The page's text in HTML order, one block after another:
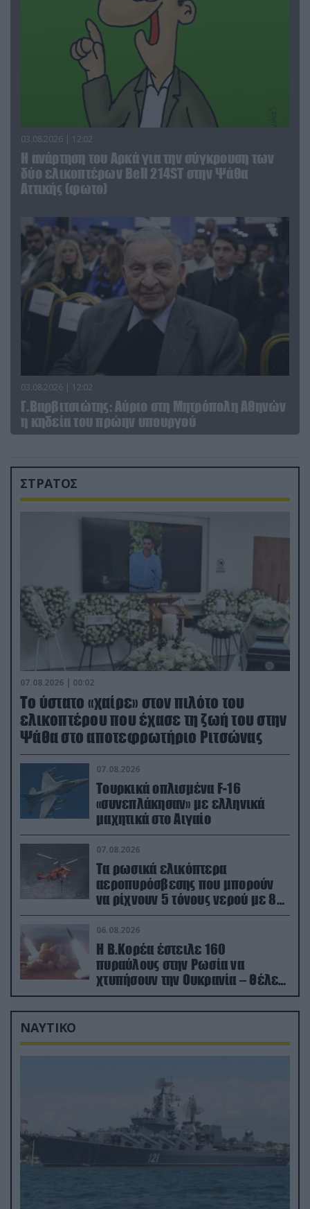
03.08.2026 | 12:02
Η ανάρτηση του Αρκά για την σύγκρουση των
δύο ελικοπτέρων Bell 214ST στην Ψάθα
Αττικής (φωτο)
03.08.2026 | 12:02
Γ.Βαρβιτσιώτης: Aύριο στη Μητρόπολη Αθηνών
η κηδεία του πρώην υπουργού
ΣΤΡΑΤΟΣ
07.08.2026 | 00:02
Το ύστατο «χαίρε» στον πιλότο του
ελικοπτέρου που έχασε τη ζωή του στην
Ψάθα στο αποτεφρωτήριο Ριτσώνας
07.08.2026
Τουρκικά οπλισμένα F-16
«συνεπλάκησαν» με ελληνικά
μαχητικά στο Αιγαίο
07.08.2026
Τα ρωσικά ελικόπτερα
αεροπυρόσβεσης που μπορούν
να ρίχνουν 5 τόνους νερού με 8
μποφόρ
06.08.2026
Η Β.Κορέα έστειλε 160
πυραύλους στην Ρωσία να
χτυπήσουν την Ουκρανία – Θέλει
να εκπαιδευτεί σε νέο δόγμα
ΝΑΥΤΙΚΟ